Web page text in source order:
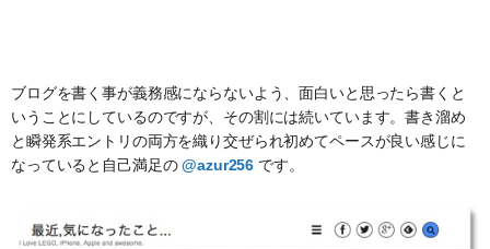
ブログを書く事が義務感にならないよう、面白いと思ったら書くと
いうことにしているのですが、その割には続いています。書き溜め
と瞬発系エントリの両方を織り交ぜられ初めてペースが良い感じに
なっていると自己満足の@azur256 です。